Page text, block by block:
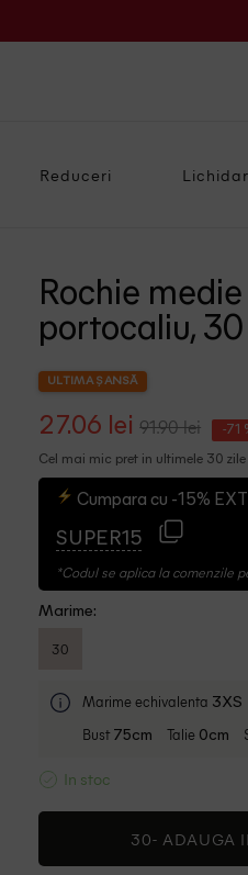
Reduceri
Rochie
portocaliu, 30
ULTIMA ȘANSĂ
27.06 lei 91.90 lei -71
Cel mai mic pret in ultimele 30
Cumpara cu -15%
SUPER15
*Codul se aplica la comenzile
Marime:
30
Marime echivalenta 3XS
Bust 75cm Talie 0cm
In stoc
30- ADAUGA